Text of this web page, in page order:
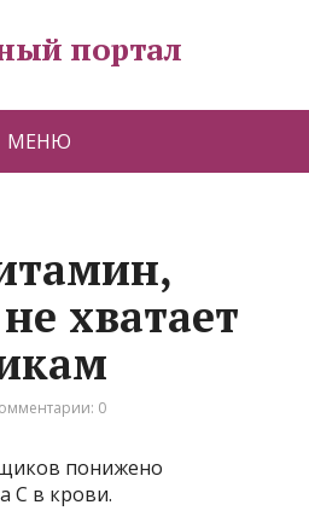
портал
МЕНЮ
хватает
0
понижено
С в крови.